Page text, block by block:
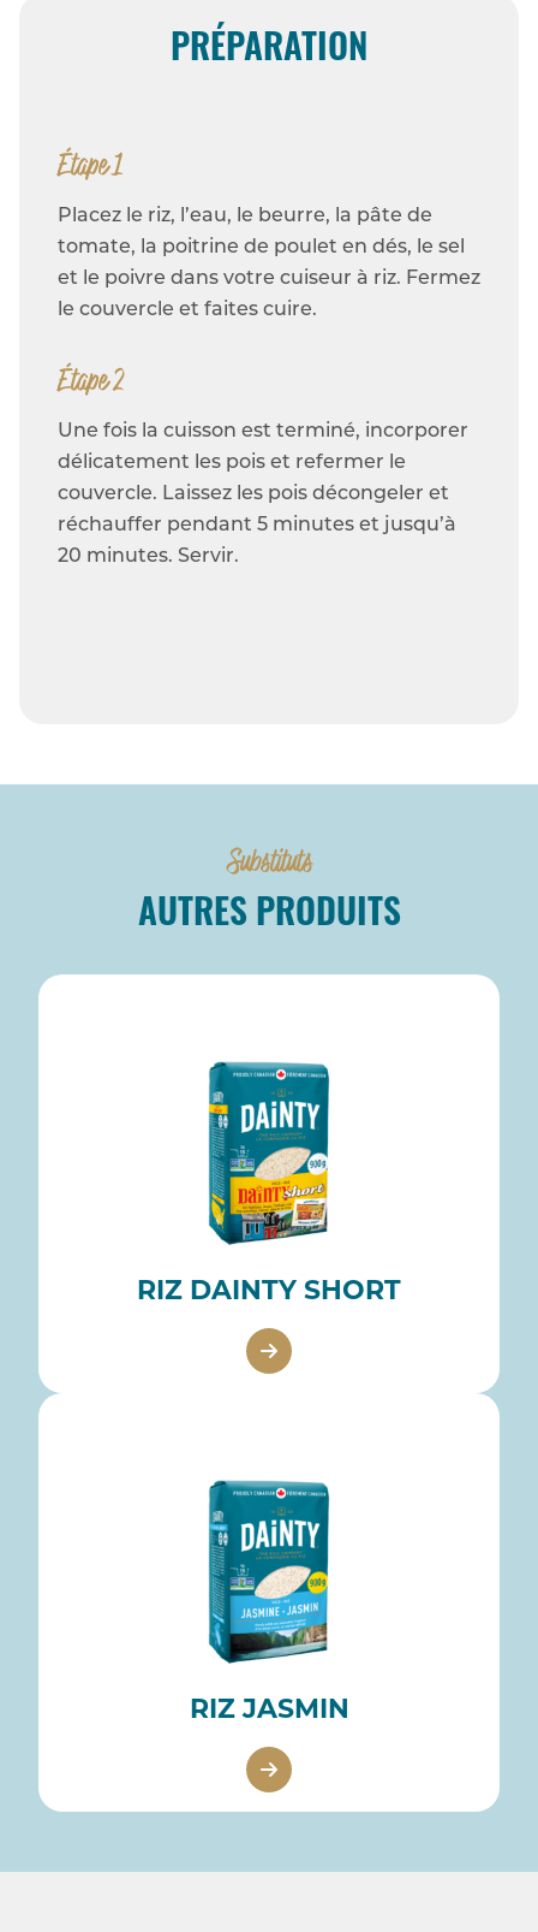
PRÉPARATION
Étape 1
Placez le riz, l’eau, le beurre, la pâte de
tomate, la poitrine de poulet en dés, le sel
et le poivre dans votre cuiseur à riz. Fermez
le couvercle et faites cuire.
Étape 2
Une fois la cuisson est terminé, incorporer
délicatement les pois et refermer le
couvercle. Laissez les pois décongeler et
réchauffer pendant 5 minutes et jusqu’à
20 minutes. Servir.
Substituts
AUTRES PRODUITS
RIZ DAINTY SHORT
RIZ JASMIN